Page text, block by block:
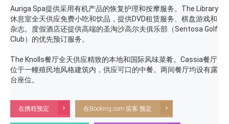
Auriga Spa提供采用有机产品的恢复护理和按摩服务。The Library
休息室全天供应免费小吃和饮品，提供DVD租赁服务、棋盘游戏和
杂志。度假酒店还提供高端的圣淘沙高尔夫俱乐部（Sentosa Golf
Club）的优先预订服务。
The Knolls餐厅全天供应精致的本地和国际风味菜肴。Cassia餐厅
位于一幢殖民地风格建筑内，供应可口的中餐。两间餐厅均设有露
台座位。
在携程预定 在Booking.com 缤客 预定